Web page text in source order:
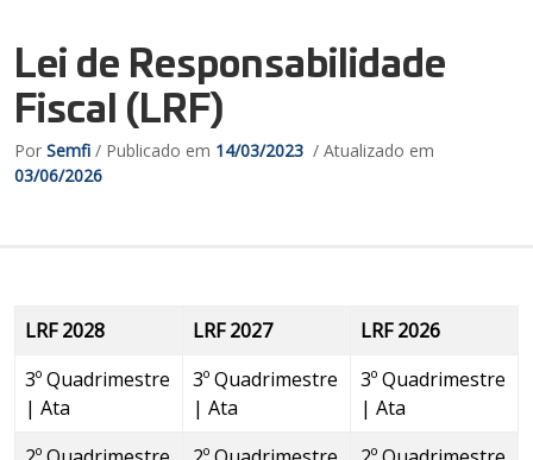
Lei de Responsabilidade
Fiscal (LRF)
Por Semfi / Publicado em 14/03/2023 / Atualizado em
03/06/2026
LRF 2028 LRF 2027
LRF 2026
3º Quadrimestre
| Ata
3º Quadrimestre
| Ata
3º Quadrimestre
| Ata